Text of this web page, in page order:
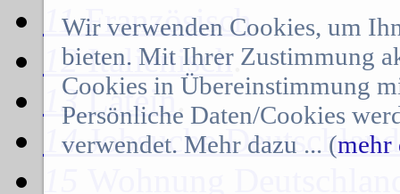
11Französisch.
12Italienisch.
13Latein .
14Jobsuche Deutschland
Wir verwenden Cookies, um
bieten. Mit Ihrer Zustimmung
Cookies in Übereinstimmung
Persönliche Daten/Cookies
verwendet. Mehr dazu ... (mehr